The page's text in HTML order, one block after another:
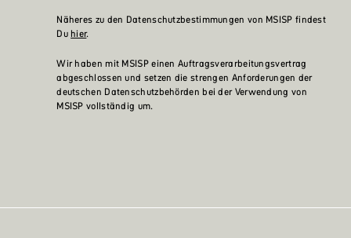
Näheres zu den Datenschutzbestimmungen von MSISP findest
Du hier.
Wir haben mit MSISP einen Auftragsverarbeitungsvertrag
abgeschlossen und setzen die strengen Anforderungen der
deutschen Datenschutzbehörden bei der Verwendung von
MSISP vollständig um.